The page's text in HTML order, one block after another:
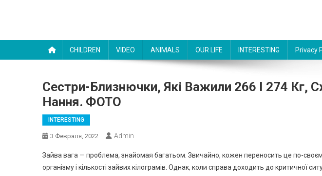
CHILDREN VIDEO ANIMALS OUR LIFE INTERESTING Privacy
Сестри-Близнючки, Які Важили 266 I 274 Кг,
Нання. ФОТО
INTERESTING
3 Февраля, 2022 Admin
Зайва вага — проблема, знайомая багатьом. Звичайно, кожен переносить це по-
організму і кількості зайвих кілограмів. Однак, коли справа доходить до критичної